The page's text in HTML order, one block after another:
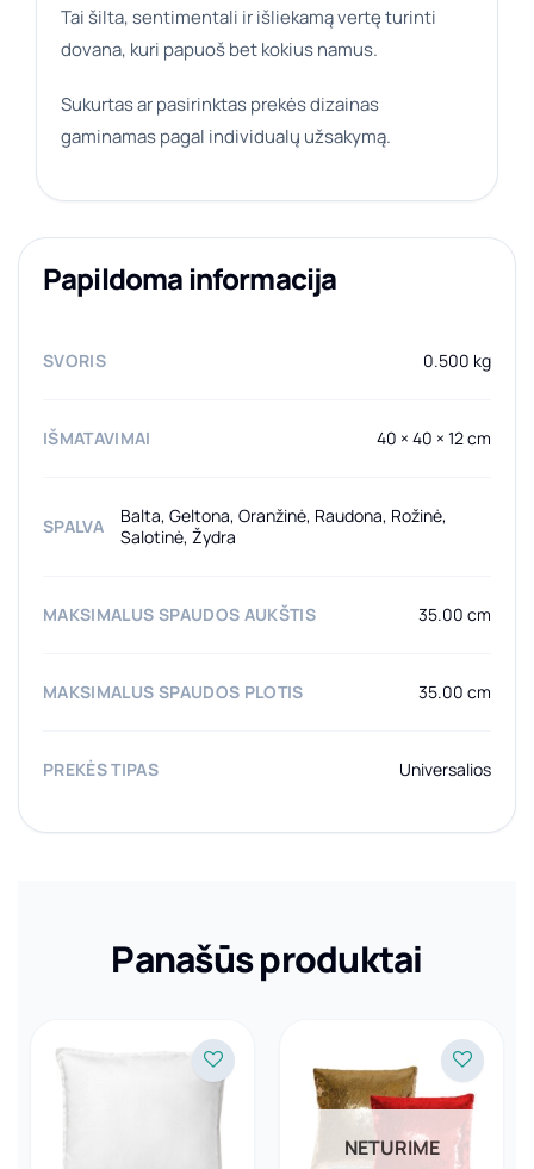
Tai šilta, sentimentali ir išliekamą vertę turinti
dovana, kuri papuoš bet kokius namus.
Sukurtas ar pasirinktas prekės dizainas
gaminamas pagal individualų užsakymą.
Papildoma informacija
SVORIS 0.500 kg
IŠMATAVIMAI 40 × 40 × 12 cm
SPALVA
Balta, Geltona, Oranžinė, Raudona, Rožinė,
Salotinė, Žydra
MAKSIMALUS SPAUDOS AUKŠTIS 35.00 cm
MAKSIMALUS SPAUDOS PLOTIS 35.00 cm
PREKĖS TIPAS Universalios
Panašūs produktai
NETURIME